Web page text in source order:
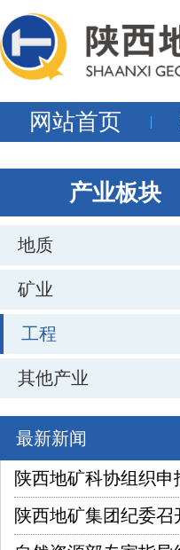
网站首页
产业板块
地质
矿业
工程
其他产业
最新新闻